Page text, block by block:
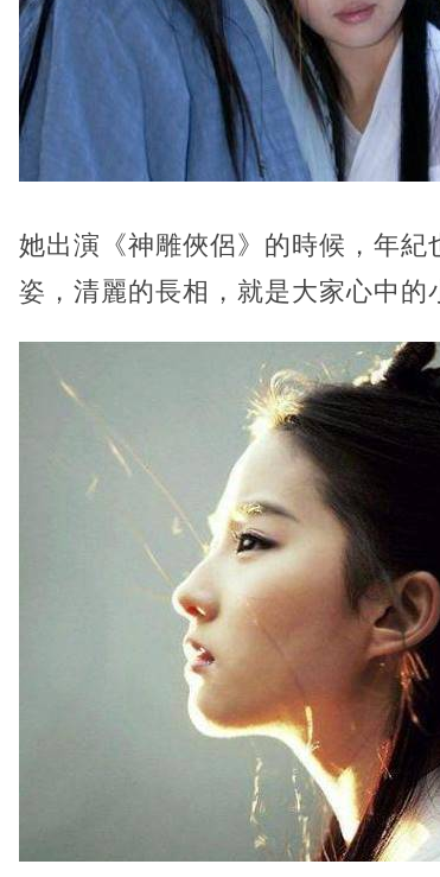
她出演《神雕俠侶》的時候，年
姿，清麗的長相，就是大家心中的